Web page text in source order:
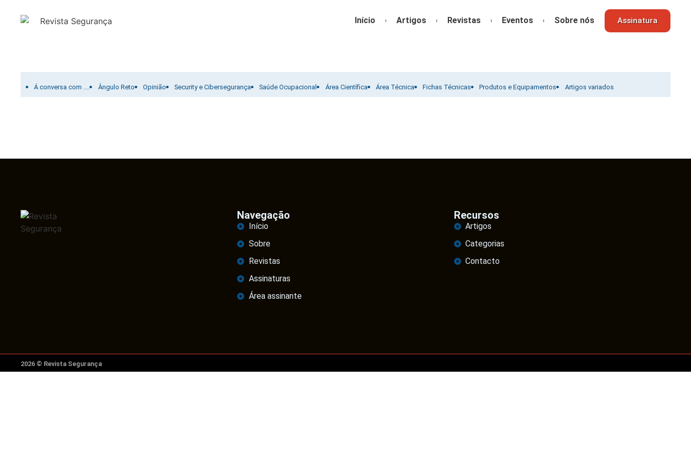
Início Artigos Revistas Eventos Sobre nós Assinatura
Filtrar por:
Á conversa com .... Ângulo Reto Opinião Security e Cibersegurança Saúde Ocupacional Área Científica Área Técnica Fichas Técnicas Produtos e Equipamentos Artigos variados
Navegação
Início
Sobre
Revistas
Assinaturas
Área assinante
Recursos
Artigos
Categorias
Contacto
2026 © Revista Segurança